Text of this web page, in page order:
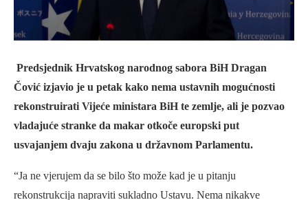
Predsjednik Hrvatskog narodnog sabora BiH Dragan
Čović izjavio je u petak kako nema ustavnih mogućnosti
rekonstruirati Vijeće ministara BiH te zemlje, ali je pozvao
vladajuće stranke da makar otkoče europski put
usvajanjem dvaju zakona u državnom Parlamentu.
“Ja ne vjerujem da se bilo što može kad je u pitanju
rekonstrukcija napraviti sukladno Ustavu. Nema nikakve